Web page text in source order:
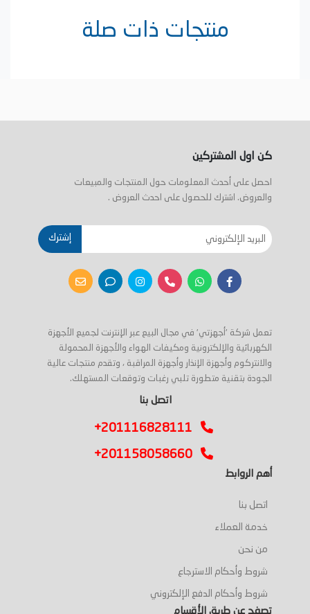
منتجات ذات صلة
كن اول المشتركين
احصل على أحدث المعلومات حول المنتجات والمبيعات
والعروض. اشترك للحصول على احدث العروض .
إشترك
تعمل شركة 'أجهزتي' في مجال البيع عبر الإنترنت لجميع الأجهزة
الكهربائية والإلكترونية ومكيفات الهواء والأجهزة المحمولة
والانتركوم وأجهزة الإنذار وأجهزة المراقبة ، وتقدم منتجات عالية
الجودة بتقنية متطورة تلبي رغبات وتوقعات المستهلك.
اتصل بنا
+201116828111
+201158058660
أهم الروابط
اتصل بنا
خدمة العملاء
من نحن
شروط وأحكام الاسترجاع
شروط وأحكام الدفع الإلكتروني
تصفح عن طريق الأقسام